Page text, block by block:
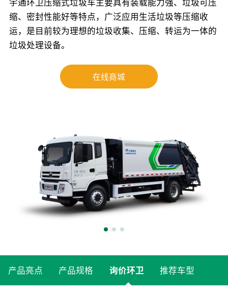
宇通环卫压缩式垃圾车主要具有装载能力强、垃圾可压
缩、密封性能好等特点，广泛应用生活垃圾等压缩收
运，是目前较为理想的垃圾收集、压缩、转运为一体的
垃圾处理设备。
在线商城
产品亮点 产品规格 询价环卫 推荐车型